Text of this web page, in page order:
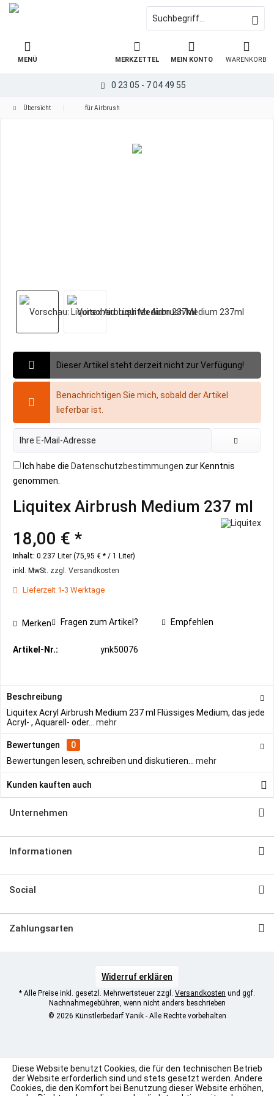
0 23 05 - 7 04 49 55
WARENKORB
MERKZETTEL MEIN KONTO
MENÜ
Übersicht für Airbrush
Dieser Artikel steht derzeit nicht zur Verfügung!
Benachrichtigen Sie mich, sobald der Artikel
lieferbar ist.
Ich habe die Datenschutzbestimmungen zur Kenntnis
genommen.
Liquitex Airbrush Medium 237 ml
18,00 € *
Inhalt: 0.237 Liter (75,95 € * / 1 Liter)
inkl. MwSt. zzgl. Versandkosten
Lieferzeit 1-3 Werktage
Merken Fragen zum Artikel? Empfehlen
Artikel-Nr.: ynk50076
Beschreibung
Liquitex Acryl Airbrush Medium 237 ml Flüssiges Medium, das jede
Acryl- , Aquarell- oder...
mehr
Bewertungen
0
Bewertungen lesen, schreiben und diskutieren...
mehr
Kunden kauften auch
Unternehmen
Informationen
Social
Zahlungsarten
Widerruf erklären
* Alle Preise inkl. gesetzl. Mehrwertsteuer zzgl. Versandkosten und ggf.
Nachnahmegebühren, wenn nicht anders beschrieben
© 2026 Künstlerbedarf Yanik - Alle Rechte vorbehalten
Diese Website benutzt Cookies, die für den technischen Betrieb
der Website erforderlich sind und stets gesetzt werden. Andere
Cookies, die den Komfort bei Benutzung dieser Website erhöhen,